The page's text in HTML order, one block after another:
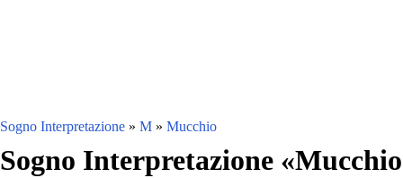
Sogno Interpretazione » M » Mucchio
Sogno Interpretazione «Mucchio